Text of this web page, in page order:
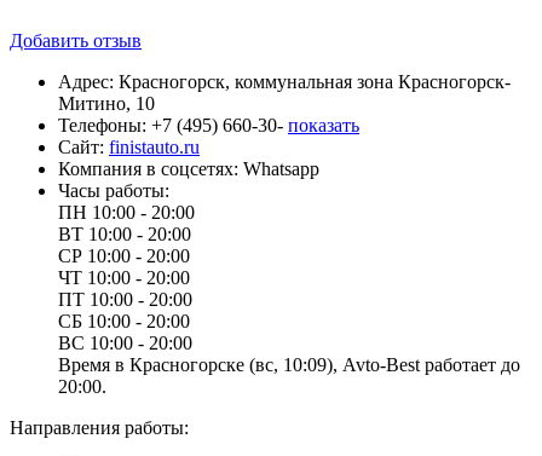
Добавить отзыв
Адрес: Красногорск, коммунальная зона Красногорск-
Митино, 10
Телефоны: +7 (495) 660-30- показать
Сайт: finistauto.ru
Компания в соцсетях: Whatsapp
Часы работы:
ПН 10:00 - 20:00
ВТ 10:00 - 20:00
СР 10:00 - 20:00
ЧТ 10:00 - 20:00
ПТ 10:00 - 20:00
СБ 10:00 - 20:00
ВС 10:00 - 20:00
Время в Красногорске (вс, 10:09), Avto-Best работает до
20:00.
Направления работы: